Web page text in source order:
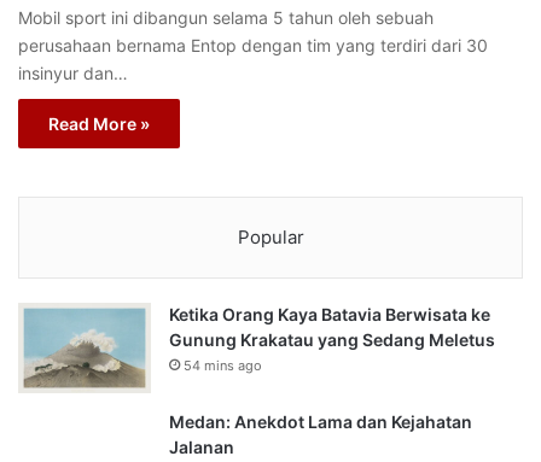
Mobil sport ini dibangun selama 5 tahun oleh sebuah
perusahaan bernama Entop dengan tim yang terdiri dari 30
insinyur dan…
Read More »
Popular
Ketika Orang Kaya Batavia Berwisata ke
Gunung Krakatau yang Sedang Meletus
54 mins ago
Medan: Anekdot Lama dan Kejahatan
Jalanan